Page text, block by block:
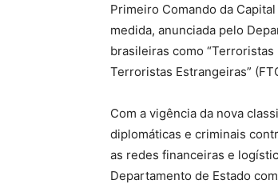
Primeiro Comando da
medida, anunciada pelo
brasileiras como “Terroristas
Terroristas Estrangeiras”
Com a vigência da nova
diplomáticas e criminais
as redes financeiras e
Departamento de Estado